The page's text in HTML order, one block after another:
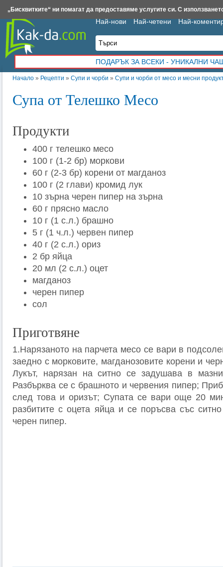
Начало » Рецепти » Супи и чорби » Супи и чорби от месо и месни
Супа от Телешко Месо
Продукти
400 г телешко месо
100 г (1-2 бр) моркови
60 г (2-3 бр) корени от магданоз
100 г (2 глави) кромид лук
10 зърна черен пипер на зърна
60 г прясно масло
10 г (1 с.л.) брашно
5 г (1 ч.л.) червен пипер
40 г (2 с.л.) ориз
2 бр яйца
20 мл (2 с.л.) оцет
магданоз
черен пипер
сол
Приготвяне
1.Нарязаното на парчета месо се вари в
заедно с морковите, магданозовите корени и
Лукът, нарязан на ситно се задушава в
Разбърква се с брашното и червения пипер;
след това и оризът; Супата се вари още 20
разбитите с оцета яйца и се поръсва със
черен пипер.
Най-нови Най-четени Най-
ПОДАРЪК ЗА ВСЕКИ - УНИКАЛНИ
Insert.bg Framar.bg Kak-da.com Iztochnik.com BauBau.bg NewAge.bg
„Бисквитките“ ни помагат да предоставяме услугите си. С